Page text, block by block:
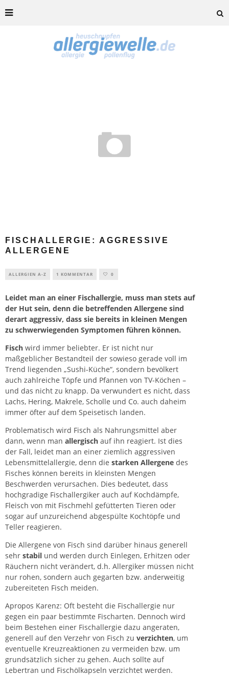
FISCHALLERGIE: AGGRESSIVE
ALLERGENE
ALLERGIEN A-Z 1 KOMMENTAR 0
Leidet man an einer Fischallergie, muss man stets auf
der Hut sein, denn die betreffenden Allergene sind
derart aggressiv, dass sie bereits in kleinen Mengen
zu schwerwiegenden Symptomen führen können.
Fisch wird immer beliebter. Er ist nicht nur
maßgeblicher Bestandteil der sowieso gerade voll im
Trend liegenden „Sushi-Küche“, sondern bevölkert
auch zahlreiche Töpfe und Pfannen von TV-Köchen –
und das nicht zu knapp. Da verwundert es nicht, dass
Lachs, Hering, Makrele, Scholle und Co. auch daheim
immer öfter auf dem Speisetisch landen.
Problematisch wird Fisch als Nahrungsmittel aber
dann, wenn man allergisch auf ihn reagiert. Ist dies
der Fall, leidet man an einer ziemlich aggressiven
Lebensmittelallergie, denn die starken Allergene des
Fisches können bereits in kleinsten Mengen
Beschwerden verursachen. Dies bedeutet, dass
hochgradige Fischallergiker auch auf Kochdämpfe,
Fleisch von mit Fischmehl gefütterten Tieren oder
sogar auf unzureichend abgespülte Kochtöpfe und
Teller reagieren.
Die Allergene von Fisch sind darüber hinaus generell
sehr stabil und werden durch Einlegen, Erhitzen oder
Räuchern nicht verändert, d.h. Allergiker müssen nicht
nur rohen, sondern auch gegarten bzw. anderweitig
zubereiteten Fisch meiden.
Apropos Karenz: Oft besteht die Fischallergie nur
gegen ein paar bestimmte Fischarten. Dennoch wird
beim Bestehen einer Fischallergie dazu angeraten,
generell auf den Verzehr von Fisch zu verzichten, um
eventuelle Kreuzreaktionen zu vermeiden bzw. um
grundsätzlich sicher zu gehen. Auch sollte auf
Lebertran und Fischölkapseln verzichtet werden.